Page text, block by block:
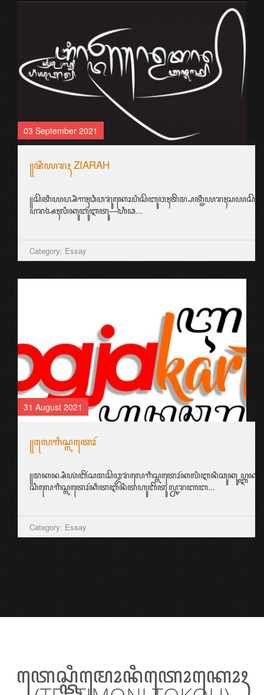
03 September 2021
꧋ꦗ꦳ꦶꦪꦫꦃ ZIARAH
ꦥꦫꦄꦃꦭꦶꦏꦸꦧꦸꦂꦆꦠꦸ—ꦲꦶꦣ...
Category: Essay
31 August 2021
꧋ꦭꦺꦒꦶꦱ꧀ꦭꦠꦺꦴꦂ
ꦱꦶꦭꦺꦒꦶꦱ꧀ꦭꦠꦺꦴꦂꦏꦶꦠꦆꦤꦶꦠꦲꦸꦧꦼꦠꦸꦭ꧀ꦕꦫꦚꦧ...
Category: Essay
ꦠꦺꦱ꧀ꦠꦶꦩꦺꦴꦤꦶꦠꦺꦴꦏꦺꦴꦃ